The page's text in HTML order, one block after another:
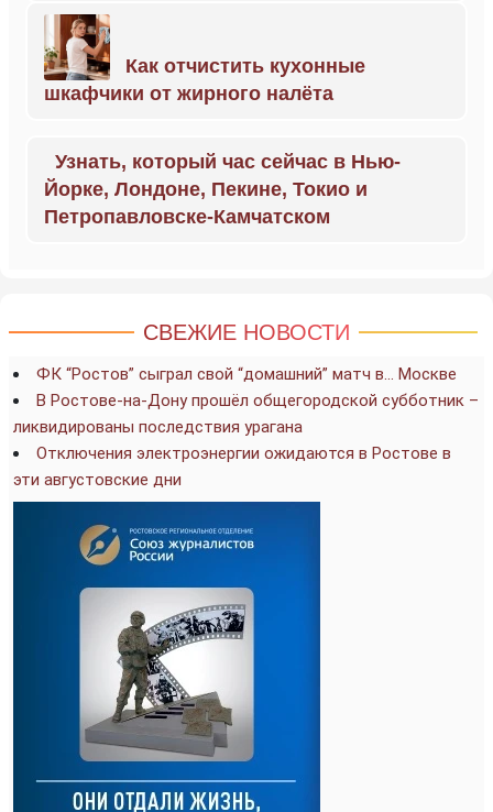
Как отчистить кухонные
шкафчики от жирного налёта
Узнать, который час сейчас в Нью-
Йорке, Лондоне, Пекине, Токио и
Петропавловске-Камчатском
СВЕЖИЕ НОВОСТИ
ФК “Ростов” сыграл свой “домашний” матч в… Москве
В Ростове-на-Дону прошёл общегородской субботник –
ликвидированы последствия урагана
Отключения электроэнергии ожидаются в Ростове в
эти августовские дни